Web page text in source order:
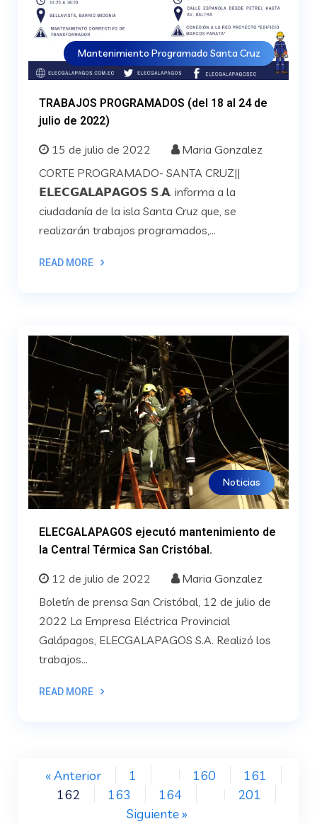
Mantenimiento Programado Santa Cruz
TRABAJOS PROGRAMADOS (del 18 al 24 de
julio de 2022)
15 de julio de 2022
Maria Gonzalez
CORTE PROGRAMADO- SANTA CRUZ||
𝗘𝗟𝗘𝗖𝗚𝗔𝗟𝗔𝗣𝗔𝗚𝗢𝗦 𝗦.𝗔. informa a la
ciudadanía de la isla Santa Cruz que, se
realizarán trabajos programados,...
READ MORE
Noticias
ELECGALAPAGOS ejecutó mantenimiento de
la Central Térmica San Cristóbal.
12 de julio de 2022
Maria Gonzalez
Boletín de prensa San Cristóbal, 12 de julio de
2022 La Empresa Eléctrica Provincial
Galápagos, ELECGALAPAGOS S.A. Realizó los
trabajos...
READ MORE
« Anterior 1 160
161
162
163 164
201
Siguiente »